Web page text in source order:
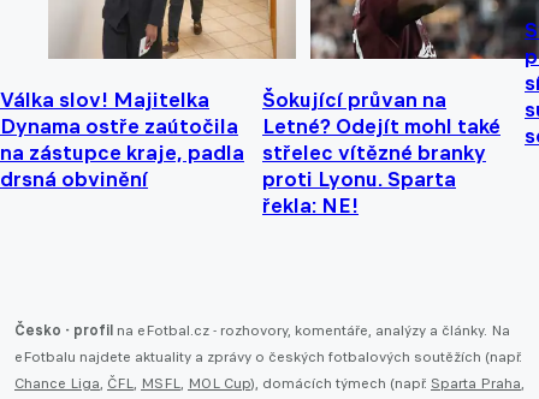
Válka slov! Majitelka
Dynama ostře zaútočila
na zástupce kraje, padla
drsná obvinění
Šokující průvan na
Letné? Odejít mohl také
střelec vítězné branky
proti Lyonu. Sparta
řekla: NE!
Česko - profil na eFotbal.cz - rozhovory, komentáře, analýzy a články. Na
eFotbalu najdete aktuality a zprávy o českých fotbalových soutěžích (např.
Chance Liga, ČFL, MSFL, MOL Cup), domácích týmech (např. Sparta Praha,